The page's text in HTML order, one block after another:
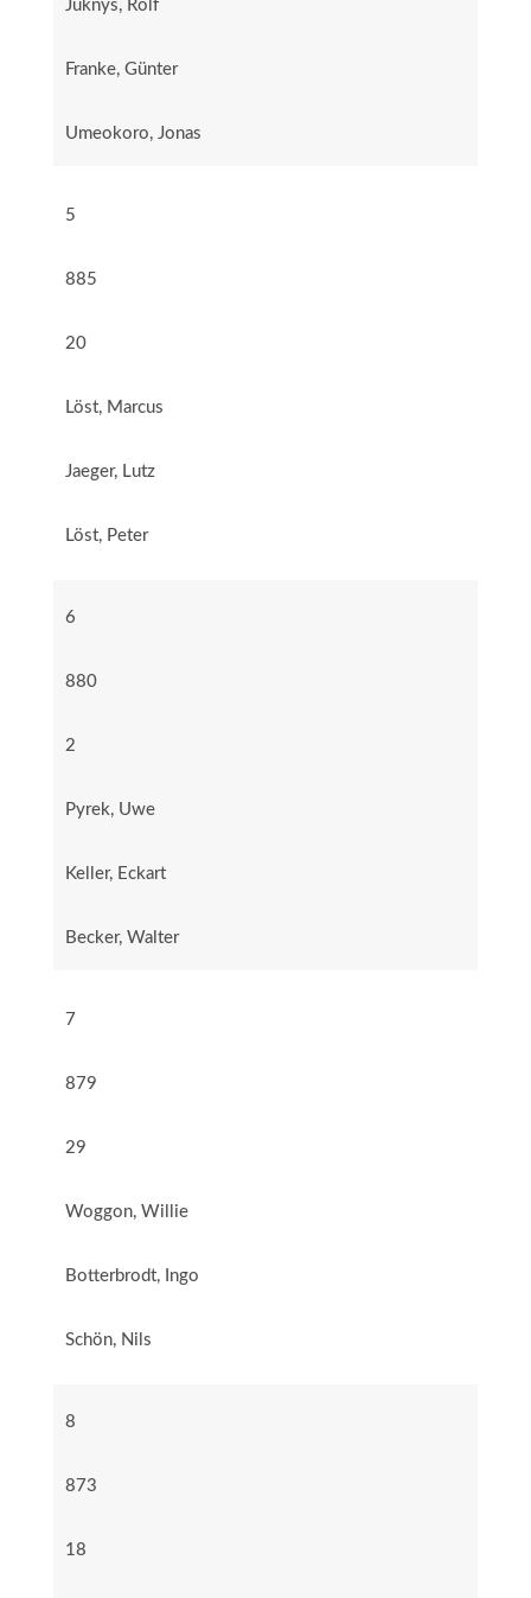
Juknys, Rolf
Franke, Günter
Umeokoro, Jonas
5
885
20
Löst, Marcus
Jaeger, Lutz
Löst, Peter
6
880
2
Pyrek, Uwe
Keller, Eckart
Becker, Walter
7
879
29
Woggon, Willie
Botterbrodt, Ingo
Schön, Nils
8
873
18